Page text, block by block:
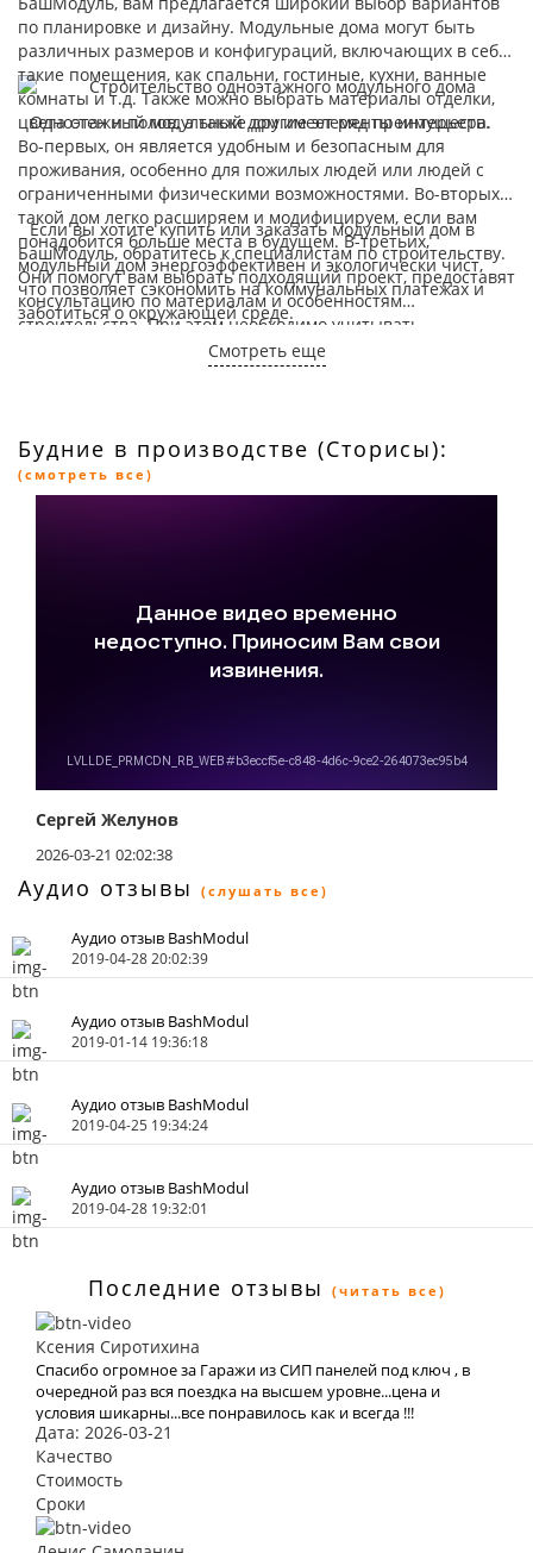
по планировке и дизайну. Модульные дома могут быть
различных размеров и конфигураций, включающих в себя
такие помещения, как спальни, гостиные, кухни, ванные
комнаты и т.д. Также можно выбрать материалы отделки,
цвета стен и полов, а также другие элементы интерьера.
Одноэтажный модульный дом имеет ряд преимуществ.
Во-первых, он является удобным и безопасным для
проживания, особенно для пожилых людей или людей с
ограниченными физическими возможностями. Во-вторых,
такой дом легко расширяем и модифицируем, если вам
понадобится больше места в будущем. В-третьих,
модульный дом энергоэффективен и экологически чист,
что позволяет сэкономить на коммунальных платежах и
заботиться о окружающей среде.
Если вы хотите купить или заказать модульный дом в
БашМодуль, обратитесь к специалистам по строительству.
Они помогут вам выбрать подходящий проект, предоставят
консультацию по материалам и особенностям
строительства. При этом необходимо учитывать
финансовые возможности и сроки, чтобы выбрать
оптимальное решение для вас.
Смотреть еще
Будние в производстве (Сторисы):
(смотреть все)
Сергей Желунов
2026-03-21 02:02:38
Аудио отзывы (слушать все)
Аудио отзыв BashModul
2019-04-28 20:02:39
Аудио отзыв BashModul
2019-01-14 19:36:18
Аудио отзыв BashModul
2019-04-25 19:34:24
Аудио отзыв BashModul
2019-04-28 19:32:01
Последние отзывы (читать все)
Ксения Сиротихина
Спасибо огромное за Гаражи из СИП панелей под ключ , в
очередной раз вся поездка на высшем уровне...цена и
условия шикарны...все понравилось как и всегда !!!
Дата: 2026-03-21
Качество
Стоимость
Сроки